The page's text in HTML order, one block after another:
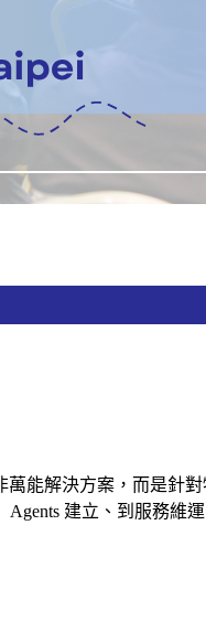
能解決方案，而是針
建立、到服務維